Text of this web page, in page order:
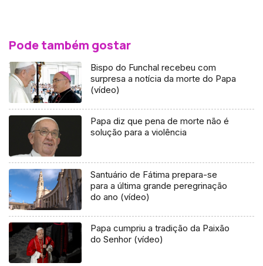
Pode também gostar
Bispo do Funchal recebeu com
surpresa a notícia da morte do Papa
(vídeo)
Papa diz que pena de morte não é
solução para a violência
Santuário de Fátima prepara-se
para a última grande peregrinação
do ano (vídeo)
Papa cumpriu a tradição da Paixão
do Senhor (vídeo)